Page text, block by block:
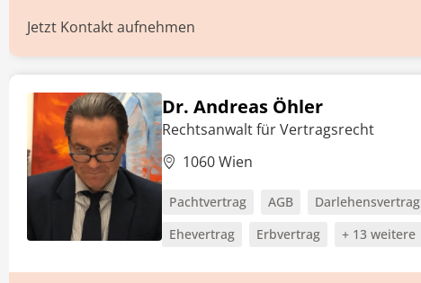
Jetzt Kontakt aufnehmen
Dr. Andreas Öhler
Rechtsanwalt für Vertragsrecht
1060 Wien
Pachtvertrag AGB Darlehensvertrag
Ehevertrag
Erbvertrag + 13 weitere